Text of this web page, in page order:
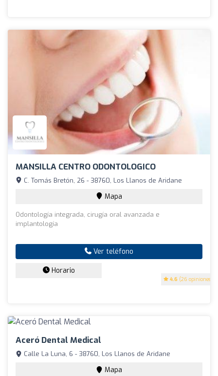
MANSILLA CENTRO ODONTOLOGICO
4.6 (26 opiniones)
C. Tomás Bretón, 26 - 38760, Los Llanos de Aridane
Mapa
Odontología integrada, cirugía oral avanzada e
implantología
Ver teléfono
Horario
Aceró Dental Medical
Calle La Luna, 6 - 38760, Los Llanos de Aridane
Mapa